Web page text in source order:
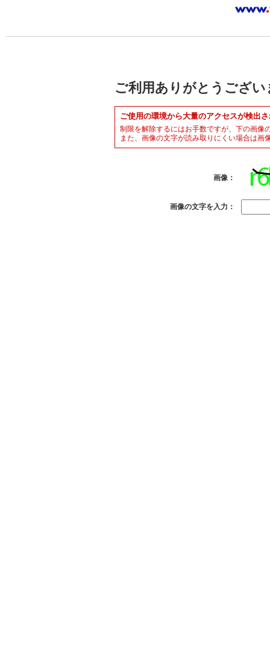
ご利用ありがとうござい
ご使用の環境から大量のアクセスが検出
制限を解除するにはお手数ですが、下の画像
また、画像の文字が読み取りにくい場合は画
画像：
画像の文字を入力：